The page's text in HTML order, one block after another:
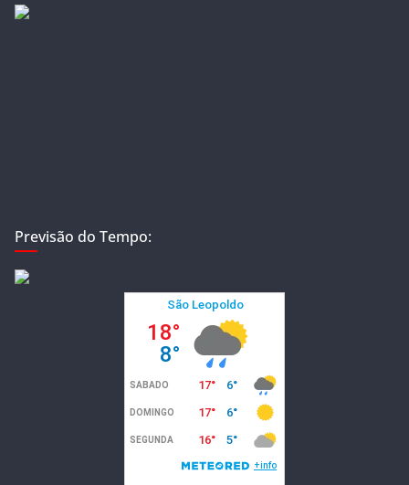
Previsão do Tempo: